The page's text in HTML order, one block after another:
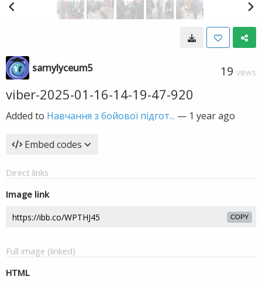
sarnylyceum5 19 VIEWS
viber-2025-01-16-14-19-47-920
Added to Навчання з бойової підгот... — 1 year ago
Embed codes
Direct links
Image link
COPY
Full image (linked)
HTML